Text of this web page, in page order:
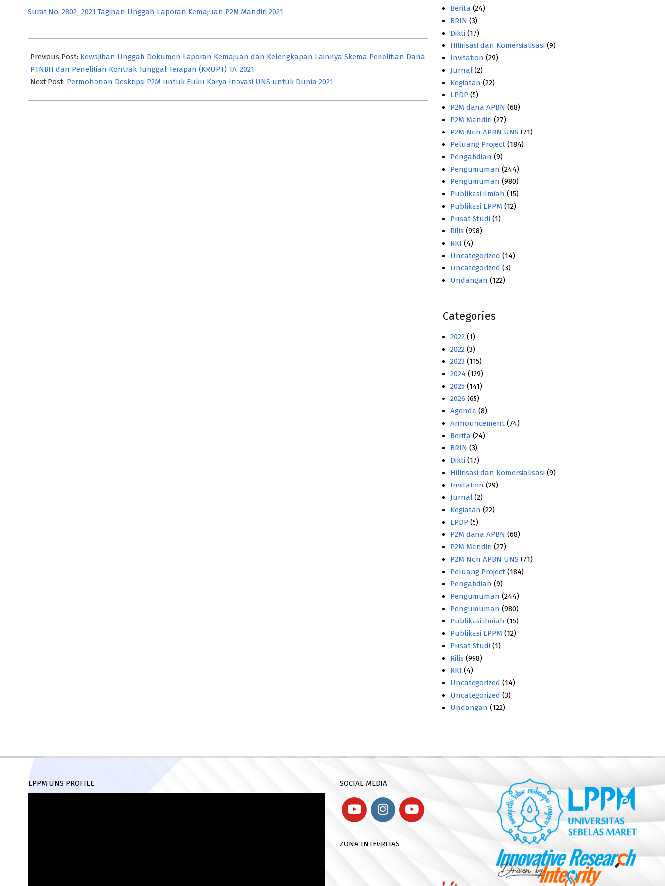
Surat No. 2802_2021 Tagihan Unggah Laporan Kemajuan P2M Mandiri 2021
09-
14
Previous Post: Kewajiban Unggah Dokumen Laporan Kemajuan dan Kelengkapan Lainnya Skema Penelitian Dana
PTNBH dan Penelitian Kontrak Tunggal Terapan (KRUPT) TA. 2021
Next Post: Permohonan Deskripsi P2M untuk Buku Karya Inovasi UNS untuk Dunia 2021
Berita (24)
BRIN (3)
Dikti (17)
Hilirisasi dan Komersialisasi (9)
Invitation (29)
Jurnal (2)
Kegiatan (22)
LPDP (5)
P2M dana APBN (68)
P2M Mandiri (27)
P2M Non APBN UNS (71)
Peluang Project (184)
Pengabdian (9)
Pengumuman (244)
Pengumuman (980)
Publikasi ilmiah (15)
Publikasi LPPM (12)
Pusat Studi (1)
Rilis (998)
RKI (4)
Uncategorized (14)
Uncategorized (3)
Undangan (122)
Categories
2022 (1)
2022 (3)
2023 (115)
2024 (129)
2025 (141)
2026 (65)
Agenda (8)
Announcement (74)
Berita (24)
BRIN (3)
Dikti (17)
Hilirisasi dan Komersialisasi (9)
Invitation (29)
Jurnal (2)
Kegiatan (22)
LPDP (5)
P2M dana APBN (68)
P2M Mandiri (27)
P2M Non APBN UNS (71)
Peluang Project (184)
Pengabdian (9)
Pengumuman (244)
Pengumuman (980)
Publikasi ilmiah (15)
Publikasi LPPM (12)
Pusat Studi (1)
Rilis (998)
RKI (4)
Uncategorized (14)
Uncategorized (3)
Undangan (122)
LPPM UNS PROFILE
SOCIAL MEDIA
ZONA INTEGRITAS